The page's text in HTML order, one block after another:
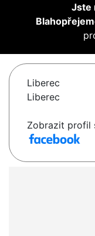
Jste
Liberec
Liberec
Zobrazit profil